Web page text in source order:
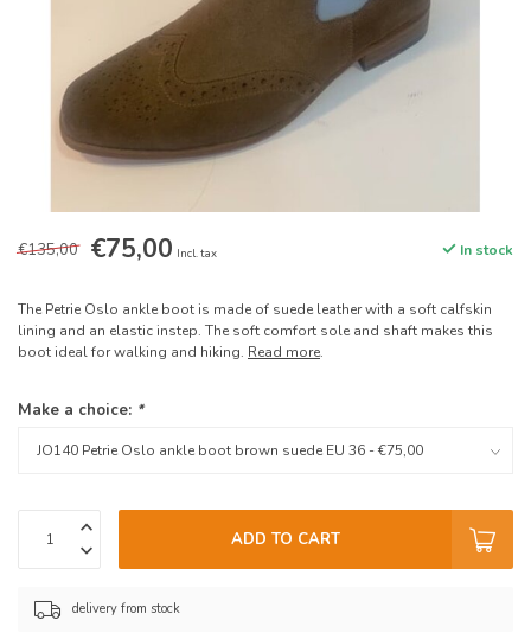
€135,00 €75,00 Incl. tax In stock
The Petrie Oslo ankle boot is made of suede leather with a soft calfskin
lining and an elastic instep. The soft comfort sole and shaft makes this
boot ideal for walking and hiking. Read more.
Make a choice: *
ADD TO CART
delivery from stock